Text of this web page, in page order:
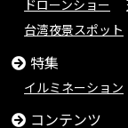
ドローンショー
台湾夜景スポット
特集
イルミネーション
コンテンツ